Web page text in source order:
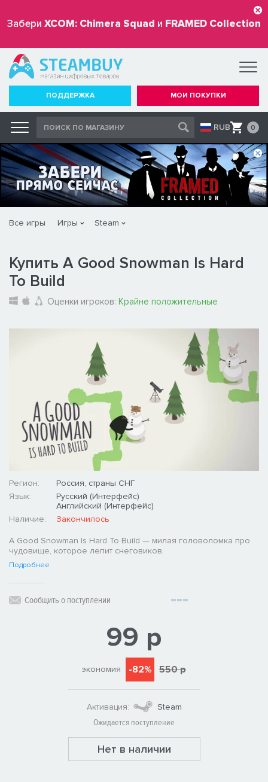
Забери XCOM: Chimera Squad и FRAMED Collection
бесплатно
ПОДДЕРЖКА МОИ ПОКУПКИ
RUB 0
Все игры Игры Steam
Купить A Good Snowman Is Hard
To Build
Оценки игроков: Крайне положительные
Регион:
Россия, страны СНГ
Язык:
Русский (Интерфейс)
Английский (Интерфейс)
Наличие:
Закончилось
A Good Snowman Is Hard To Build — милая головоломка про
чудовище, которое лепит снеговиков.
Подробнее
Сообщить о поступлении
99 р
экономия -82% 550 р
Активация:
Steam
Ожидается поступление
Нет в наличии